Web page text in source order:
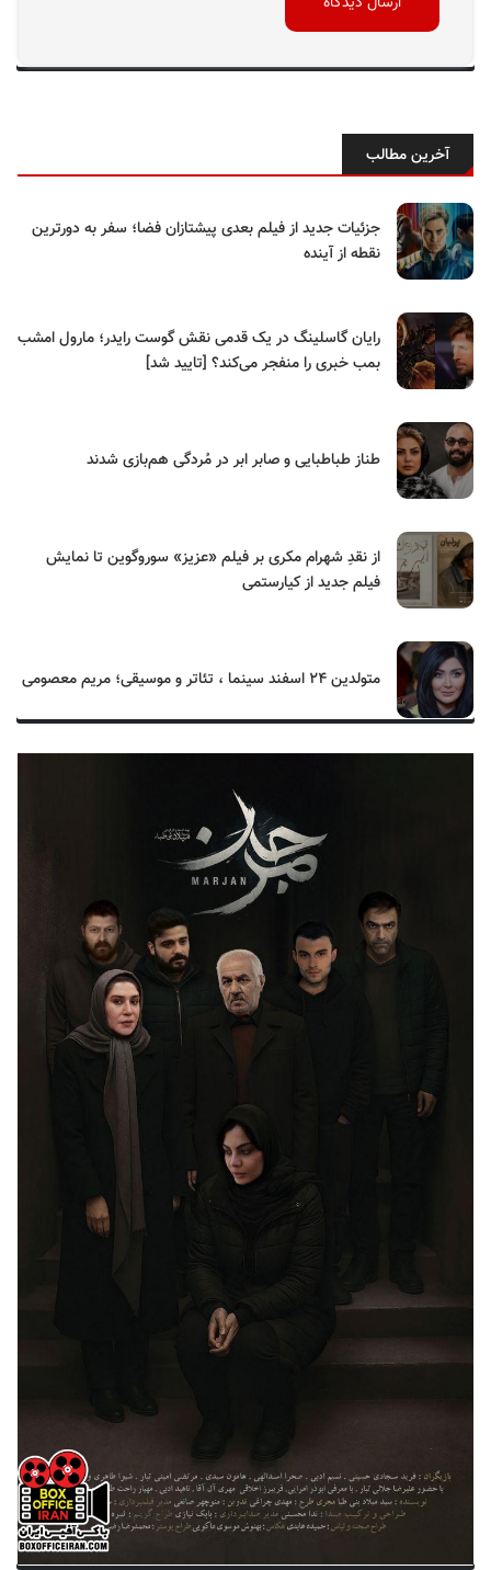
آخرین مطالب
جزئیات جدید از فیلم بعدی پیشتازان فضا؛ سفر به دورترین
نقطه از آینده
رایان گاسلینگ در یک قدمی نقش گوست رایدر؛ مارول امشب
بمب خبری را منفجر می‌کند؟ [تایید شد]
طناز طباطبایی و صابر ابر در مُردگی هم‌بازی شدند
از نقدِ شهرام مکری بر فیلم «عزیز» سوروگوین تا نمایش
فیلم جدید از کیارستمی
متولدین ۲۴ اسفند سینما ، تئاتر و موسیقی؛ مریم معصومی